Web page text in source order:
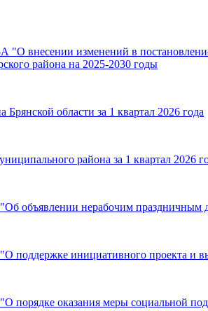
"О внесении изменений в
района на 2025-2030 годы
области за 1 квартал 2026 года
района за 1 квартал 2026
объявлении нерабочим праздничным
поддержке инициативного проекта и
порядке оказания меры социальной